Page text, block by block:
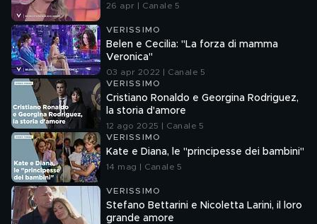
26 apr | Canale 5
VERISSIMO
Belen e Cecilia: "La forza di mamma
Veronica"
03 apr 2022 | Canale 5
VERISSIMO
Cristiano Ronaldo e Georgina Rodriguez,
la storia d'amore
12 ago 2025 | Canale 5
VERISSIMO
Kate e Diana, le "principesse dei bambini"
14 mag | Canale 5
VERISSIMO
Stefano Bettarini e Nicoletta Larini, il loro
grande amore